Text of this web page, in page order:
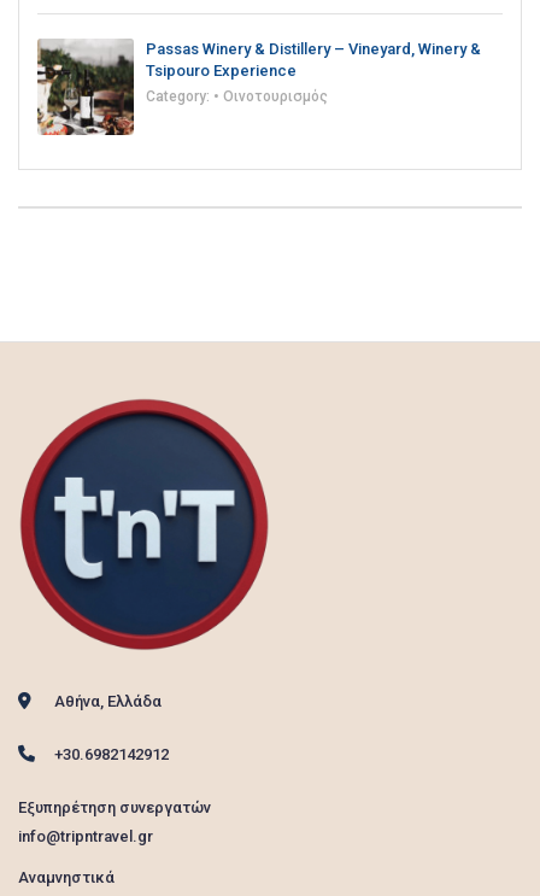
Passas Winery & Distillery – Vineyard, Winery &
Tsipouro Experience
Category: • Οινοτουρισμός
Αθήνα, Ελλάδα
+30.6982142912
Εξυπηρέτηση συνεργατών
info@tripntravel.gr
Αναμνηστικά